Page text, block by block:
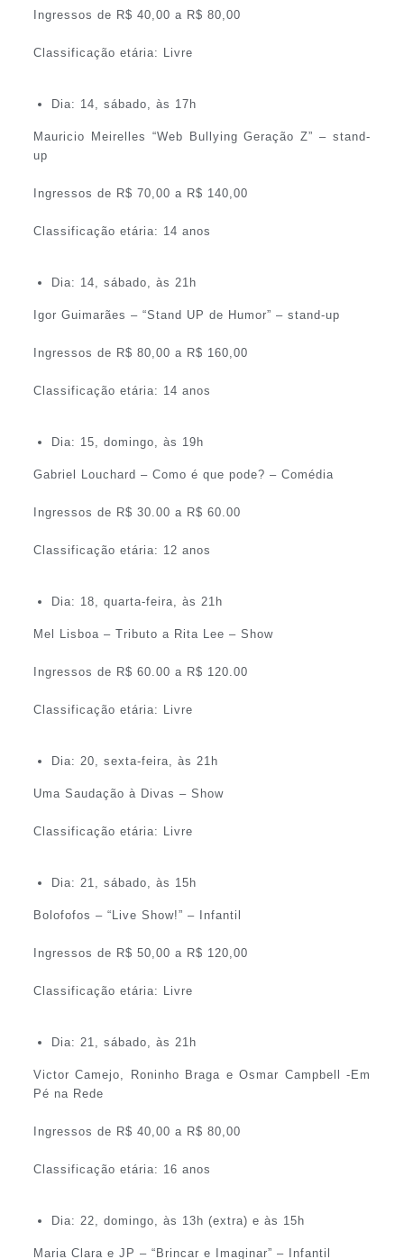
Ingressos de R$ 40,00 a R$ 80,00
Classificação etária: Livre
Dia: 14, sábado, às 17h
Mauricio Meirelles “Web Bullying Geração Z” – stand-
up
Ingressos de R$ 70,00 a R$ 140,00
Classificação etária: 14 anos
Dia: 14, sábado, às 21h
Igor Guimarães – “Stand UP de Humor” – stand-up
Ingressos de R$ 80,00 a R$ 160,00
Classificação etária: 14 anos
Dia: 15, domingo, às 19h
Gabriel Louchard – Como é que pode? – Comédia
Ingressos de R$ 30.00 a R$ 60.00
Classificação etária: 12 anos
Dia: 18, quarta-feira, às 21h
Mel Lisboa – Tributo a Rita Lee – Show
Ingressos de R$ 60.00 a R$ 120.00
Classificação etária: Livre
Dia: 20, sexta-feira, às 21h
Uma Saudação à Divas – Show
Classificação etária: Livre
Dia: 21, sábado, às 15h
Bolofofos – “Live Show!” – Infantil
Ingressos de R$ 50,00 a R$ 120,00
Classificação etária: Livre
Dia: 21, sábado, às 21h
Victor Camejo, Roninho Braga e Osmar Campbell -Em
Pé na Rede
Ingressos de R$ 40,00 a R$ 80,00
Classificação etária: 16 anos
Dia: 22, domingo, às 13h (extra) e às 15h
Maria Clara e JP – “Brincar e Imaginar” – Infantil